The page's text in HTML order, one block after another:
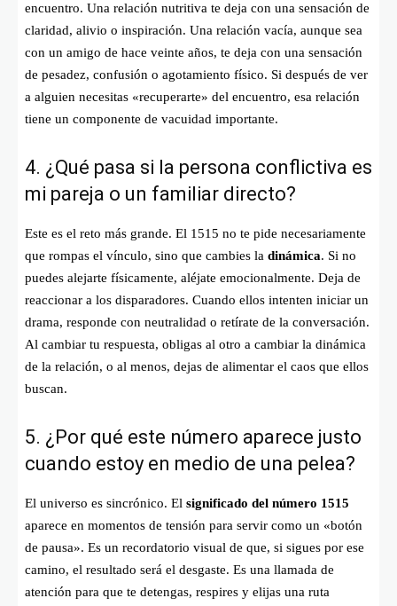
encuentro. Una relación nutritiva te deja con una sensación de
claridad, alivio o inspiración. Una relación vacía, aunque sea
con un amigo de hace veinte años, te deja con una sensación
de pesadez, confusión o agotamiento físico. Si después de ver
a alguien necesitas «recuperarte» del encuentro, esa relación
tiene un componente de vacuidad importante.
4. ¿Qué pasa si la persona conflictiva es
mi pareja o un familiar directo?
Este es el reto más grande. El 1515 no te pide necesariamente
que rompas el vínculo, sino que cambies la dinámica. Si no
puedes alejarte físicamente, aléjate emocionalmente. Deja de
reaccionar a los disparadores. Cuando ellos intenten iniciar un
drama, responde con neutralidad o retírate de la conversación.
Al cambiar tu respuesta, obligas al otro a cambiar la dinámica
de la relación, o al menos, dejas de alimentar el caos que ellos
buscan.
5. ¿Por qué este número aparece justo
cuando estoy en medio de una pelea?
El universo es sincrónico. El significado del número 1515
aparece en momentos de tensión para servir como un «botón
de pausa». Es un recordatorio visual de que, si sigues por ese
camino, el resultado será el desgaste. Es una llamada de
atención para que te detengas, respires y elijas una ruta